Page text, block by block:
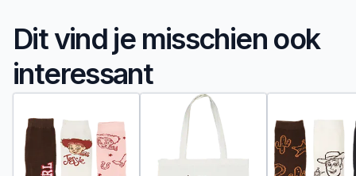
Dit vind je misschien ook
interessant